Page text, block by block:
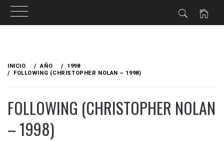
contenido
INICIO AÑO
1998
FOLLOWING (CHRISTOPHER NOLAN – 1998)
FOLLOWING (CHRISTOPHER NOLAN
– 1998)